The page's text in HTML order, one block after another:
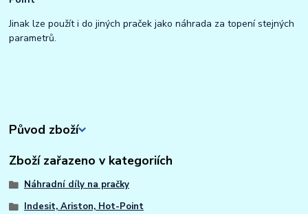
Jinak lze použít i do jiných praček jako náhrada za topení stejných
parametrů.
Původ zboží
Zboží zařazeno v kategoriích
Náhradní díly na pračky
Indesit, Ariston, Hot-Point